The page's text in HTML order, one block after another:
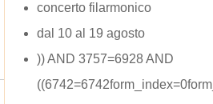
concerto filarmonico
dal 10 al 19 agosto
)) AND 3757=6928 AND